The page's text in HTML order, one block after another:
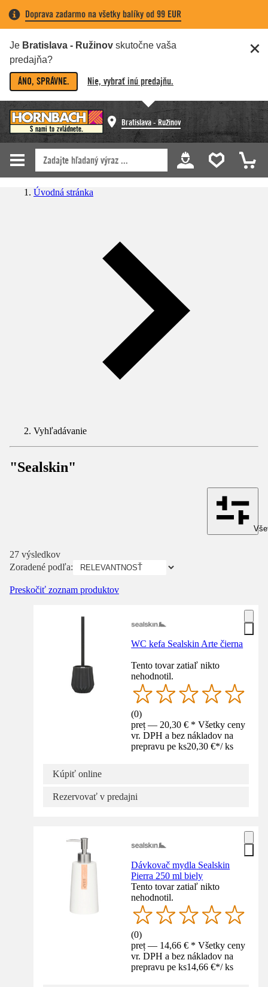
Doprava zadarmo na všetky balíky od 99 EUR
Je Bratislava - Ružinov skutočne vaša
predajňa?
ÁNO, SPRÁVNE. Nie, vybrať inú predajňu.
Bratislava - Ružinov
Úvodná stránka
Vyhľadávanie
"Sealskin"
27 výsledkov
Zoradené podľa:
Preskočiť zoznam produktov
WC kefa Sealskin Arte čierna
Tento tovar zatiaľ nikto
nehodnotil.
(0)
preț — 20,30 € * Všetky ceny
vr. DPH a bez nákladov na
prepravu pe ks20,30 €*/ ks
Kúpiť online
Rezervovať v predajni
Dávkovač mydla Sealskin
Pierra 250 ml biely
Tento tovar zatiaľ nikto
nehodnotil.
(0)
preț — 14,66 € * Všetky ceny
vr. DPH a bez nákladov na
prepravu pe ks14,66 €*/ ks